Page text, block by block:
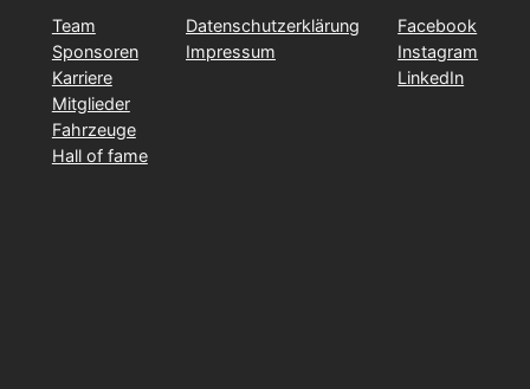
Team
Sponsoren
Karriere
Mitglieder
Fahrzeuge
Hall of fame
Datenschutzerklärung
Impressum
Facebook
Instagram
LinkedIn